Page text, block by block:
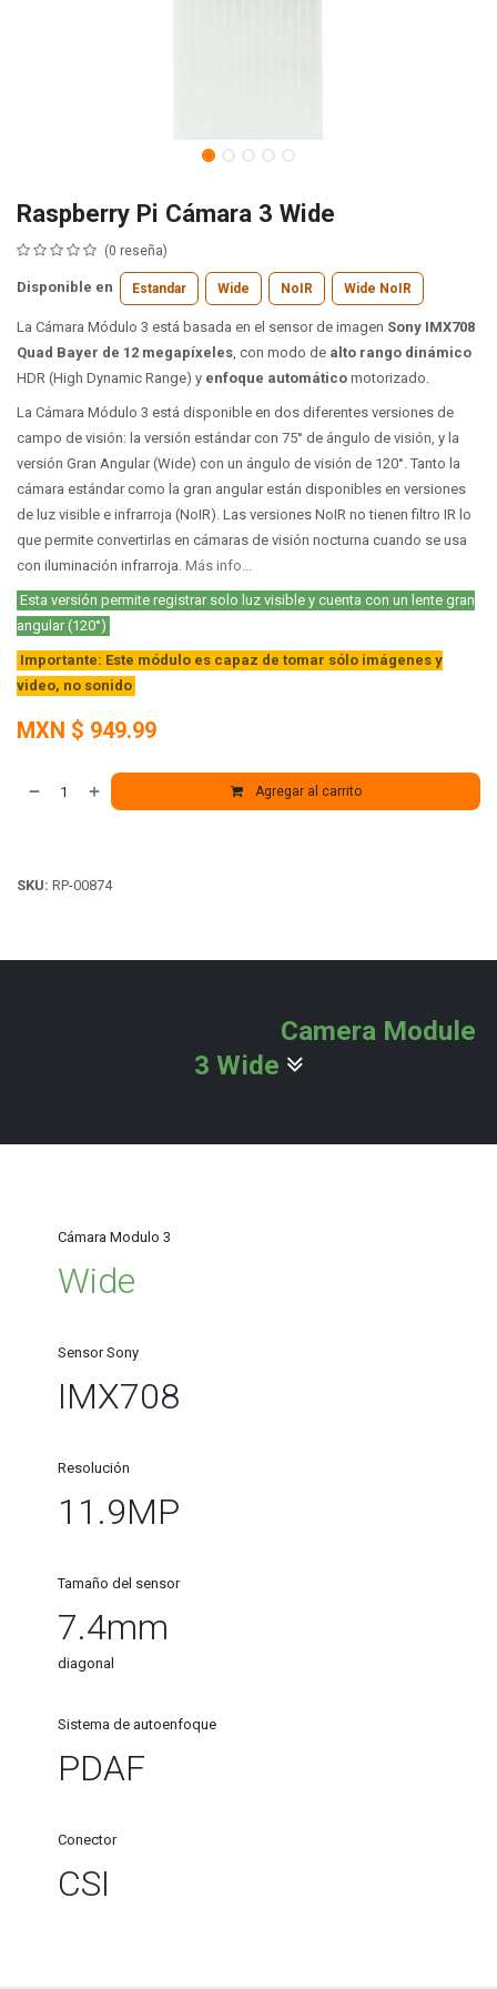
Raspberry Pi Cámara 3 Wide
(0 reseña)
Disponible en Estandar Wide NoIR Wide NoIR
La Cámara Módulo 3 está basada en el sensor de imagen Sony IMX708
Quad Bayer de 12 megapíxeles, con modo de alto rango dinámico
HDR (High Dynamic Range) y enfoque automático motorizado.
La Cámara Módulo 3 está disponible en dos diferentes versiones de
campo de visión: la versión estándar con 75° de ángulo de visión, y la
versión Gran Angular (Wide) con un ángulo de visión de 120°. Tanto la
cámara estándar como la gran angular están disponibles en versiones
de luz visible e infrarroja (NoIR). Las versiones NoIR no tienen filtro IR lo
que permite convertirlas en cámaras de visión nocturna cuando se usa
con iluminación infrarroja. Más info...
Esta versión permite registrar solo luz visible y cuenta con un lente gran
angular (120°)
Importante: Este módulo es capaz de tomar sólo imágenes y
video, no sonido
MXN $ 949.99
Agregar al carrito
SKU: RP-00874
Camera Module
3 Wide
Tamaño del sensor
7.4mm
diagonal
Resolución
11.9MP
Conector
CSI
Sistema de autoenfoque
PDAF
Sensor Sony
IMX708
Cámara Modulo 3
Wide